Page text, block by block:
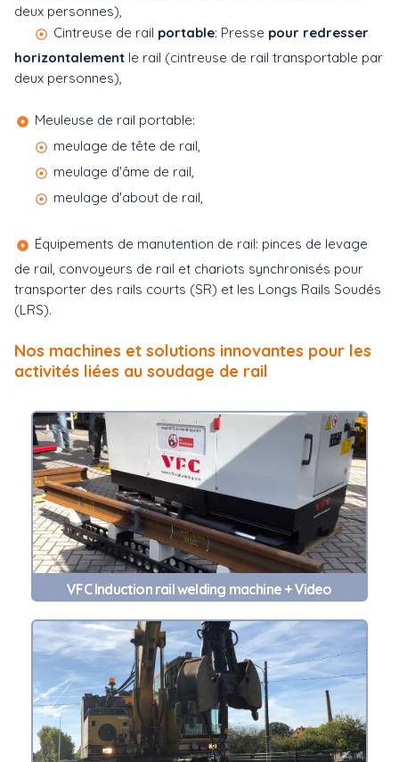
deux personnes),
Cintreuse de rail portable: Presse pour redresser
horizontalement le rail (cintreuse de rail transportable par
deux personnes),
Meuleuse de rail portable:
meulage de tête de rail,
meulage d'âme de rail,
meulage d'about de rail,
Équipements de manutention de rail: pinces de levage
de rail, convoyeurs de rail et chariots synchronisés pour
transporter des rails courts (SR) et les Longs Rails Soudés
(LRS).
Nos machines et solutions innovantes pour les
activités liées au soudage de rail
VFC Induction rail welding machine + Video